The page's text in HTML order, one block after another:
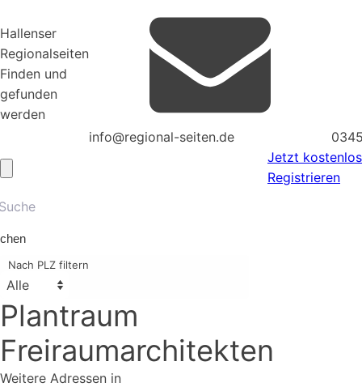
Hallenser
Regionalseiten
Finden und
gefunden
werden
info@regional-seiten.de
Jetzt kostenlos
Registrieren
Nach PLZ filtern
Plantraum
Freiraumarchitekten
Weitere Adressen in